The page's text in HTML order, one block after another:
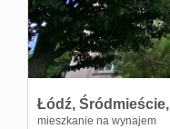
Łódź, Śródmieście,
mieszkanie na wynajem